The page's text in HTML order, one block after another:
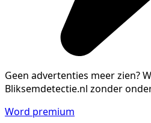
Geen advertenties meer zien?
Bliksemdetectie.nl zonder
Word premium